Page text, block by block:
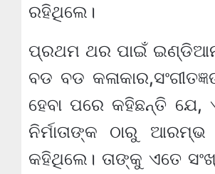
ରହିଥିଲେ।
ପ୍ରଥମ ଥର ପାଇଁ
ବଡ ବଡ
ହେବା ପରେ କହିଛନ୍ତି
ନିର୍ମାତାଙ୍କ ଠାରୁ
କହିଥିଲେ। ତାଙ୍କୁ ଏତେ